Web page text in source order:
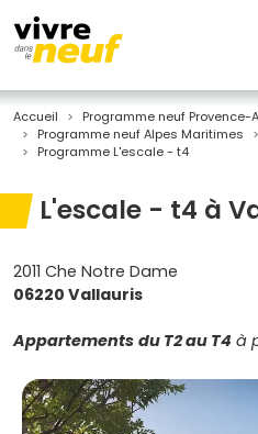
Accueil
Programme neuf Provence-
Programme neuf Alpes Maritimes
Programme L'escale - t4
L'escale - t4 à
2011 Che Notre Dame
06220 Vallauris
Appartements du T2 au T4 à